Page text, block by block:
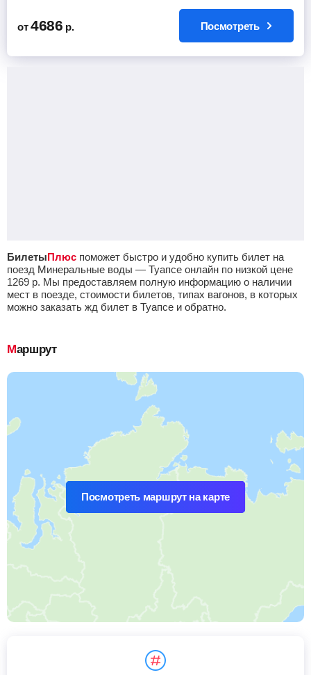
от4686 р. Посмотреть
БилетыПлюс поможет быстро и удобно купить билет на
поезд Минеральные воды — Туапсе онлайн по низкой цене
1269 р. Мы предоставляем полную информацию о наличии
мест в поезде, стоимости билетов, типах вагонов, в которых
можно заказать жд билет в Туапсе и обратно.
Маршрут
Посмотреть маршрут на карте